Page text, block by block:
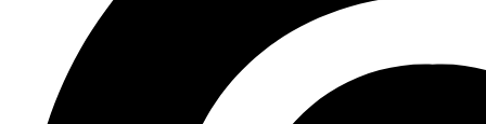
летом. Ланолин, присутствующий в овечьей шерсти,
положительно сказывается на коже.
Шелковые - изделия из этого материала могут
использовать люди, у которых астма или аллергия. Шелк
не нужно обрабатывать, благодаря присутствующему в